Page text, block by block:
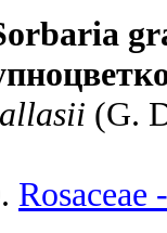
(G.
Rosaceae